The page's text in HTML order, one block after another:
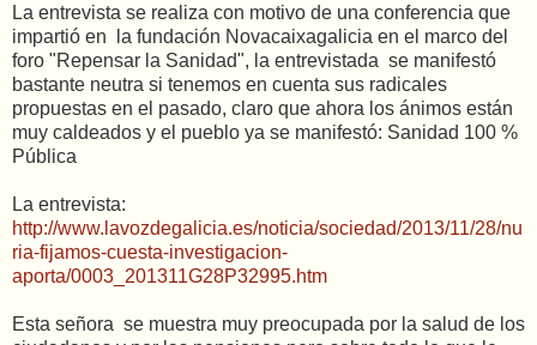
La entrevista se realiza con motivo de una conferencia que
impartió en la fundación Novacaixagalicia en el marco del
foro "Repensar la Sanidad", la entrevistada se manifestó
bastante neutra si tenemos en cuenta sus radicales
propuestas en el pasado, claro que ahora los ánimos están
muy caldeados y el pueblo ya se manifestó: Sanidad 100 %
Pública
La entrevista:
http://www.lavozdegalicia.es/noticia/sociedad/2013/11/28/nu
ria-fijamos-cuesta-investigacion-
aporta/0003_201311G28P32995.htm
Esta señora se muestra muy preocupada por la salud de los